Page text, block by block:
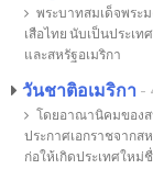
พระบาทสมเด็จพระ
เสือไทย นับเป็นประเ
และสหรัฐอเมริกา
วันชาติอเมริกา -
โดยอาณานิคมของส
ประกาศเอกราชจากส
ก่อให้เกิดประเทศใหม่